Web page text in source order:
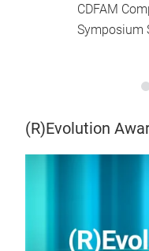
CDFAM
Symposium
(R)Evolution